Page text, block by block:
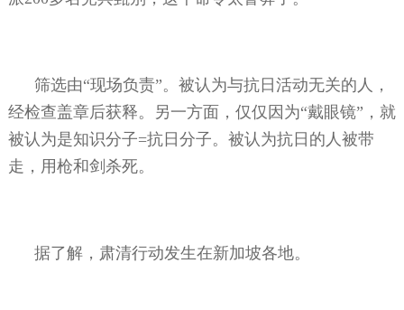
筛选由“现场负责”。被认为与抗日活动无关的人，
经检查盖章后获释。另一方面，仅仅因为“戴眼镜”，就
被认为是知识分子=抗日分子。被认为抗日的人被带
走，用枪和剑杀死。
据了解，肃清行动发生在新加坡各地。